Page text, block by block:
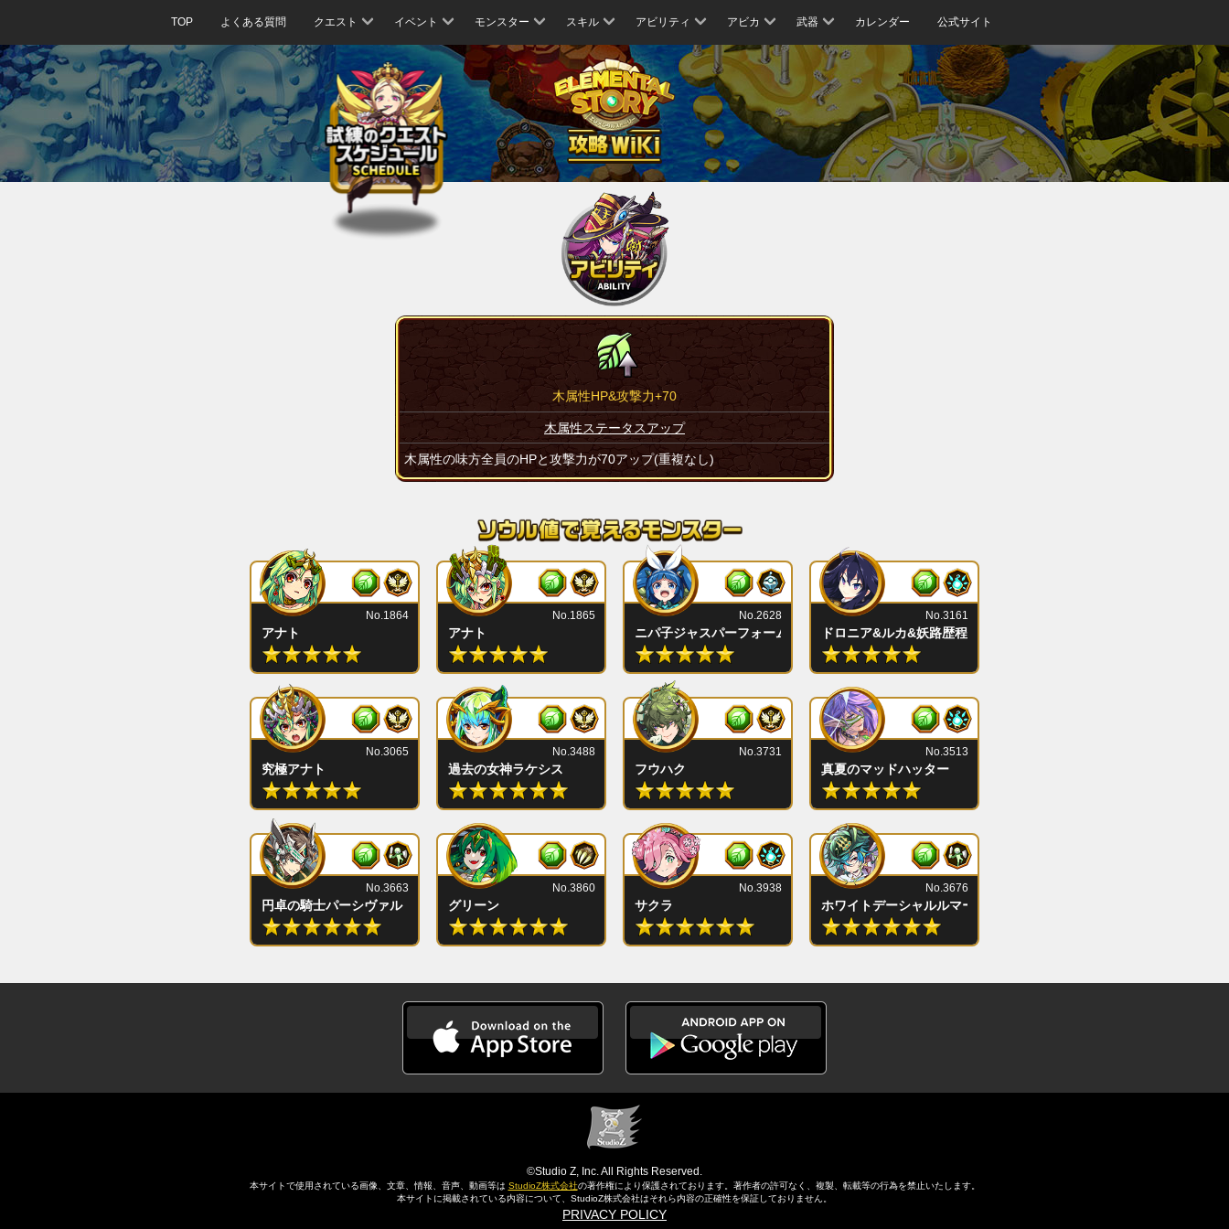
TOP よくある質問 クエスト イベント モンスター スキル アビリティ アビカ 武器 カレンダー 公式サイト
木属性HP&攻撃力+70
木属性ステータスアップ
木属性の味方全員のHPと攻撃力が70アップ(重複なし)
アナト
No.1864
アナト
No.1865
ニパ子ジャスパーフォーム
No.2628
ドロニア&ルカ&妖路歴程
No.3161
究極アナト
No.3065
過去の女神ラケシス
No.3488
フウハク
No.3731
真夏のマッドハッター
No.3513
円卓の騎士パーシヴァル
No.3663
グリーン
No.3860
サクラ
No.3938
ホワイトデーシャルルマーニュ
No.3676
©Studio Z, Inc. All Rights Reserved.
本サイトで使用されている画像、文章、情報、音声、動画等は StudioZ株式会社の著作権により保護されております。 著作者の許可なく、複製、転載等の行為を禁止いたします。
本サイトに掲載されている内容について、StudioZ株式会社はそれら内容の正確性を保証しておりません。
PRIVACY POLICY